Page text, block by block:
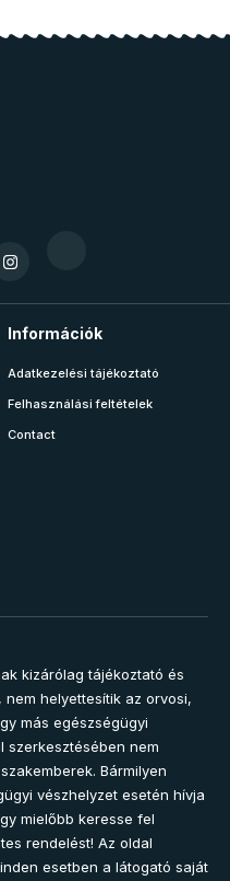
Információk
Adatkezelési tájékoztató
Felhasználási feltételek
Contact
kizárólag tájékoztató és
helyettesítik az orvosi,
más egészségügyi
szerkesztésében nem
Bármilyen
vészhelyzet esetén hívja
mielőbb keresse fel
rendelést! Az oldal
esetben a látogató saját